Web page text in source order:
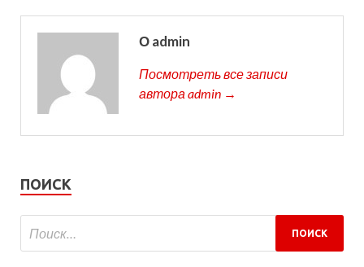
О admin
Посмотреть все записи
автора admin →
ПОИСК